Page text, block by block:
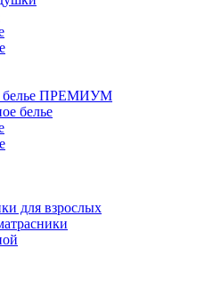
белье ПРЕМИУМ
белье
для взрослых